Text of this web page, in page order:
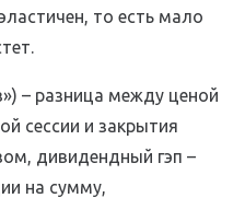
то есть мало
– разница между ценой
сессии и закрытия
дивидендный гэп –
на сумму,